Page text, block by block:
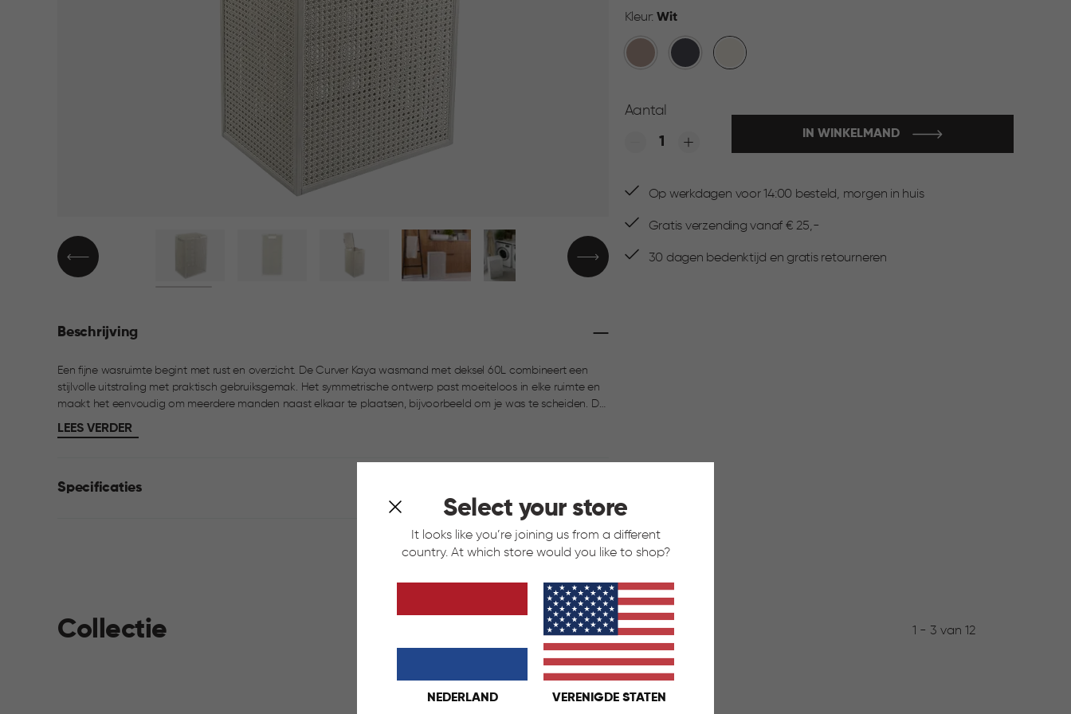
Select your store
It looks like you’re joining us from a different
country. At which store would you like to shop?
NEDERLAND VERENIGDE STATEN
Kleur: Wit
Warm
Taupe
AntracietWit
Aantal
Quantity:
IN WINKELMAND
Op werkdagen voor 14:00 besteld, morgen in huis
Gratis verzending vanaf € 25,-
30 dagen bedenktijd en gratis retourneren
Beschrijving
Een fijne wasruimte begint met rust en overzicht. De Curver Kaya wasmand met deksel 60L combineert een
stijlvolle uitstraling met praktisch gebruiksgemak. Het symmetrische ontwerp past moeiteloos in elke ruimte en
maakt het eenvoudig om meerdere manden naast elkaar te plaatsen, bijvoorbeeld om je was te scheiden. De
geweven structuur zorgt voor ventilatie, zodat je was fris blijft. De deksel kan op twee manieren worden
gemonteerd, waardoor je zelf kiest aan welke kant het scharnier zit en hoe je de mand opent. Licht, duurzaam
LEES VERDER
Specificaties
Collectie 1 - 3 van 12